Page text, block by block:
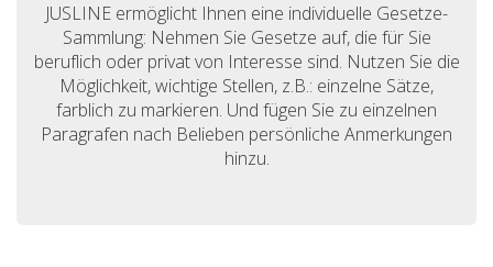
JUSLINE ermöglicht Ihnen eine individuelle Gesetze-
Sammlung: Nehmen Sie Gesetze auf, die für Sie
beruflich oder privat von Interesse sind. Nutzen Sie die
Möglichkeit, wichtige Stellen, z.B.: einzelne Sätze,
farblich zu markieren. Und fügen Sie zu einzelnen
Paragrafen nach Belieben persönliche Anmerkungen
hinzu.